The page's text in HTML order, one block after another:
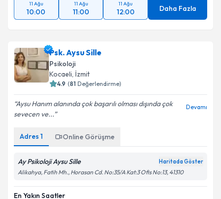
11 Ağu
10:00
11 Ağu
11:00
11 Ağu
12:00 Daha Fazla
Psk. Aysu Sille
Psikoloji
Kocaeli, İzmit
4.9 (81 Değerlendirme)
Aysu Hanım alanında çok başarılı olması dışında çok
sevecen ve...
Devamı
Adres 1 Online Görüşme
Ay Psikoloji Aysu Sille Haritada Göster
Alikahya, Fatih Mh., Horasan Cd. No:35/A Kat:3 Ofis No:13, 41310
En Yakın Saatler